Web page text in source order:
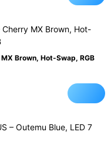
Brown, Hot-Swap, RGB